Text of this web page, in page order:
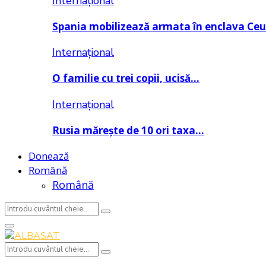
Spania mobilizează armata în enclava
Internațional
O familie cu trei copii, ucisă…
Internațional
Rusia mărește de 10 ori taxa…
Donează
Română
Română
Search
for:
Search
Primary
Menu
Search
Search